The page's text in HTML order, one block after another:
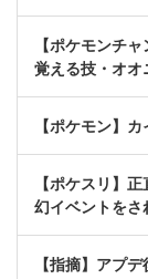
【ポケモンチ
覚える技・オ
【ポケモン】
【ポケスリ】
幻イベントを
【指摘】アプ